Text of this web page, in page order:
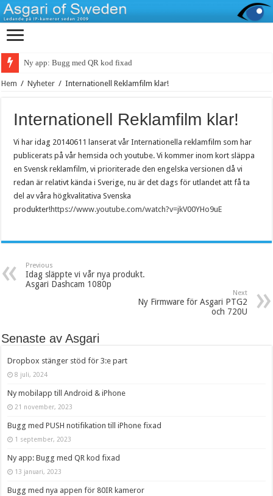
Ny app: Bugg med QR kod fixad
Hem / Nyheter / Internationell Reklamfilm klar!
Internationell Reklamfilm klar!
Vi har idag 20140611 lanserat vår Internationella reklamfilm som har
publicerats på vår hemsida och youtube. Vi kommer inom kort släppa
en Svensk reklamfilm, vi prioriterade den engelska versionen då vi
redan är relativt kända i Sverige, nu är det dags för utlandet att få ta
del av våra högkvalitativa Svenska
produkter!https://www.youtube.com/watch?v=jkV00YHo9uE
Previous
Idag släppte vi vår nya produkt.
Asgari Dashcam 1080p
Next
Ny Firmware för Asgari PTG2
och 720U
Senaste av Asgari
Dropbox stänger stöd för 3:e part
8 juli, 2024
Ny mobilapp till Android & iPhone
21 november, 2023
Bugg med PUSH notifikation till iPhone fixad
1 september, 2023
Ny app: Bugg med QR kod fixad
13 januari, 2023
Bugg med nya appen för 80IR kameror